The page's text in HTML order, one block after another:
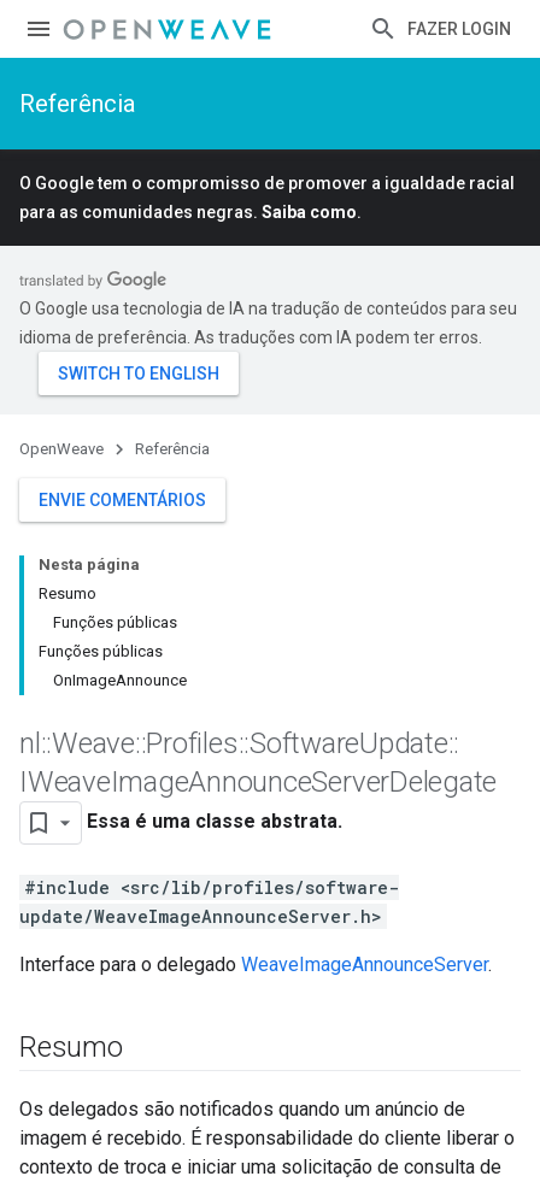
FAZER LOGIN
Referência
O Google tem o compromisso de promover a igualdade racial
para as comunidades negras. Saiba como.
O Google usa tecnologia de IA na tradução de conteúdos para seu
idioma de preferência. As traduções com IA podem ter erros.
OpenWeave Referência
ENVIE COMENTÁRIOS
Nesta página
Resumo
Funções públicas
Funções públicas
OnImageAnnounce
nl ::Weave::Profiles::SoftwareUpdate::
IWeaveImageAnnounceServerDelegate
Essa é uma classe abstrata.
#include <src/lib/profiles/software-
update/WeaveImageAnnounceServer.h>
Interface para o delegado WeaveImageAnnounceServer.
Resumo
Os delegados são notificados quando um anúncio de
imagem é recebido. É responsabilidade do cliente liberar o
contexto de troca e iniciar uma solicitação de consulta de